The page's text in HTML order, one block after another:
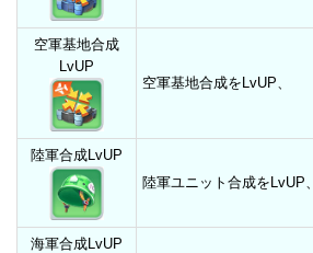
空軍基地合成
LvUP
空軍基地合成をLvUP、
陸軍合成LvUP
陸軍ユニット合成をLvUP、
海軍合成LvUP